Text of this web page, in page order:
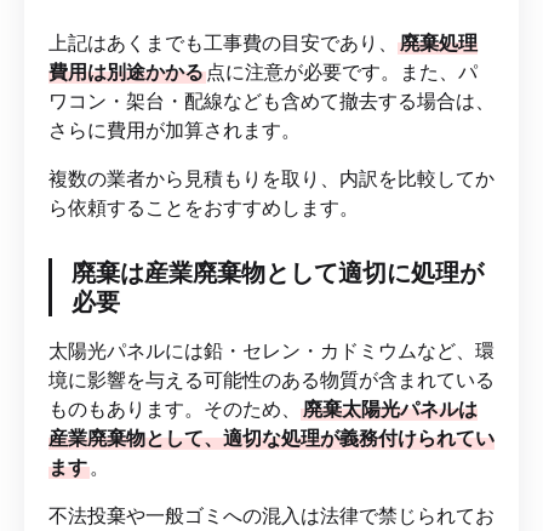
上記はあくまでも工事費の目安であり、 廃棄処理
費用は別途かかる 点に注意が必要です。また、パ
ワコン・架台・配線なども含めて撤去する場合は、
さらに費用が加算されます。
複数の業者から見積もりを取り、内訳を比較してか
ら依頼することをおすすめします。
廃棄は産業廃棄物として適切に処理が
必要
太陽光パネルには鉛・セレン・カドミウムなど、環
境に影響を与える可能性のある物質が含まれている
ものもあります。そのため、 廃棄太陽光パネルは
産業廃棄物として、適切な処理が義務付けられてい
ます。
不法投棄や一般ゴミへの混入は法律で禁じられてお